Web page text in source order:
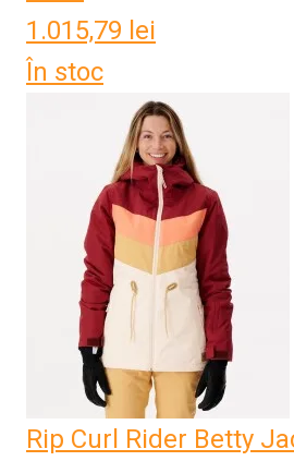
1.015,79 lei
În stoc
Rip Curl Rider Betty